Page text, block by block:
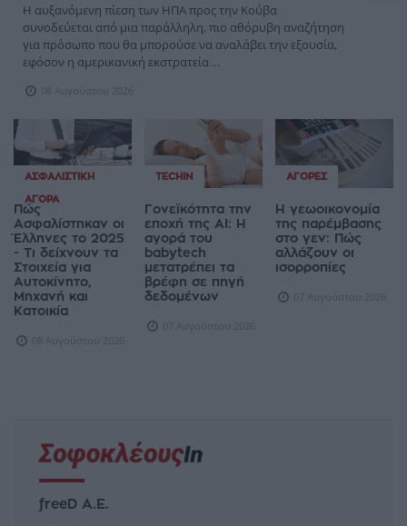
Η αυξανόμενη πίεση των ΗΠΑ προς την Κούβα
συνοδεύεται από μια παράλληλη, πιο αθόρυβη αναζήτηση
για πρόσωπο που θα μπορούσε να αναλάβει την εξουσία,
εφόσον η αμερικανική εκστρατεία ...
08 Αυγούστου 2026
ΑΣΦΑΛΙΣΤΙΚΉ
ΑΓΟΡΆ
Πώς
Ασφαλίστηκαν οι
Έλληνες το 2025
- Τι δείχνουν τα
Στοιχεία για
Αυτοκίνητο,
Μηχανή και
Κατοικία
08 Αυγούστου 2026
TECHIN
Γονεϊκότητα την
εποχή της AI: Η
αγορά του
babytech
μετατρέπει τα
βρέφη σε πηγή
δεδομένων
07 Αυγούστου 2026
ΑΓΟΡΈΣ
Η γεωοικονομία
της παρέμβασης
στο γεν: Πώς
αλλάζουν οι
ισορροπίες
07 Αυγούστου 2026